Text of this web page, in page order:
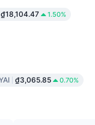
₫18,104.47 1.50%
₫3,065.85 0.70%